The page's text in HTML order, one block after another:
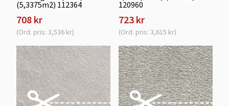
(5,3375m2) 112364
708 kr
(Ord. pris: 3,536 kr)
120960
723 kr
(Ord. pris: 3,615 kr)